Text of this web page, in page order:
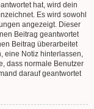
hat, wird dein
Es wird sowohl
angezeigt. Dieser
Beitrag geantwortet
Beitrag überarbeitet
eine Notiz hinterlassen,
dass normale Benutzer
darauf geantwortet